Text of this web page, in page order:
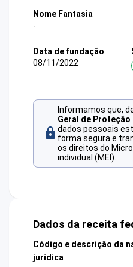
Nome Fantasia
-
Data de fundação
08/11/2022
Informamos que,
Geral de Proteção
dados pessoais
forma segura e
os direitos do
individual (MEI).
Dados da receita
Código e descrição da
jurídica